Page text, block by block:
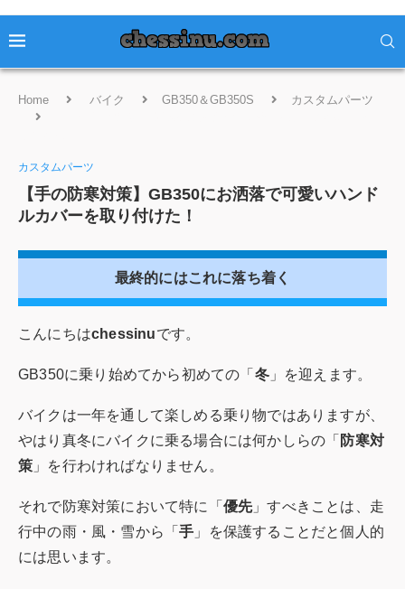
Home バイク GB350＆GB350S
カスタムパーツ
カスタムパーツ
【手の防寒対策】GB350にお洒落で可愛いハンド
ルカバーを取り付けた！
最終的にはこれに落ち着く
こんにちはchessinuです。
GB350に乗り始めてから初めての「 冬」を迎えます。
バイクは一年を通して楽しめる乗り物ではありますが、
やはり真冬にバイクに乗る場合には何かしらの「 防寒対
策 」を行わければなりません。
それで防寒対策において特に「 優先」すべきことは、走
行中の雨・風・雪から「手 」を保護することだと個人的
には思います。